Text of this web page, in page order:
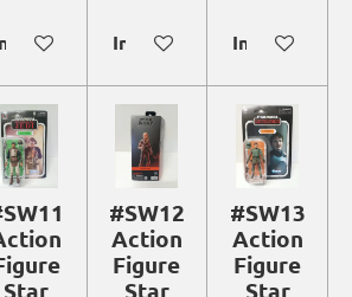
winkelwagenIn winkelwagen
In
Star
#SW12
Action
Figure
Star
#SW13
Action
Figure
Star